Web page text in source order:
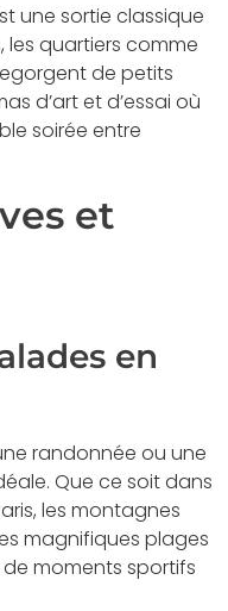
une sortie classique
les quartiers comme
de petits
d’art et d’essai où
soirée entre
et
en
randonnée ou une
Que ce soit dans
les montagnes
magnifiques plages
moments sportifs